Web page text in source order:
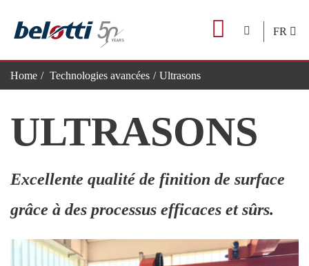
content
FR
Home Technologies avancées Ultrasons
ULTRASONS
Excellente qualité de finition de surface
grâce à des processus efficaces et sûrs.